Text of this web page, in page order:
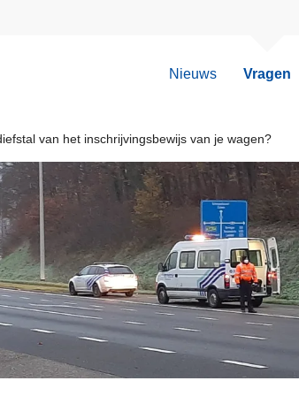
Nieuws Vragen
van het inschrijvingsbewijs van je wagen?